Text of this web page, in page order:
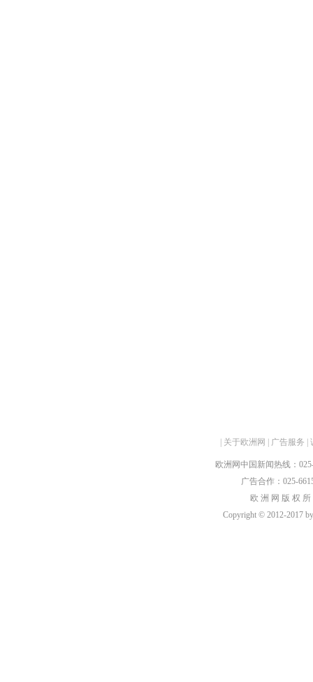
关于欧洲网 广告服务
欧洲网中国新闻热线：
广告合作：025-
欧 洲 网 版 权
Copyright © 2012-2017